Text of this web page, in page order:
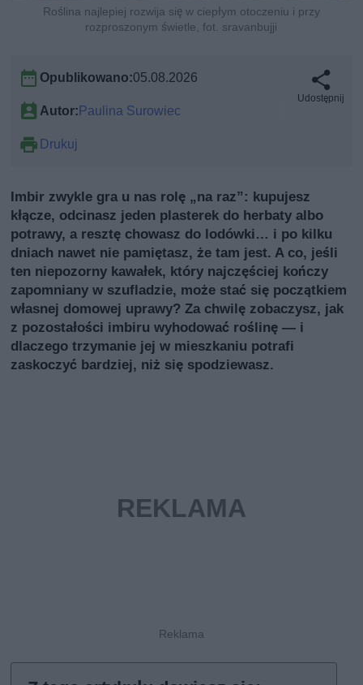
Roślina najlepiej rozwija się w ciepłym otoczeniu i przy
rozproszonym świetle, fot. sravanbujji
Opublikowano:05.08.2026
Autor:Paulina Surowiec
Drukuj
Udostępnij
Imbir zwykle gra u nas rolę „na raz”: kupujesz
kłącze, odcinasz jeden plasterek do herbaty albo
potrawy, a resztę chowasz do lodówki… i po kilku
dniach nawet nie pamiętasz, że tam jest. A co, jeśli
ten niepozorny kawałek, który najczęściej kończy
zapomniany w szufladzie, może stać się początkiem
własnej domowej uprawy? Za chwilę zobaczysz, jak
z pozostałości imbiru wyhodować roślinę — i
dlaczego trzymanie jej w mieszkaniu potrafi
zaskoczyć bardziej, niż się spodziewasz.